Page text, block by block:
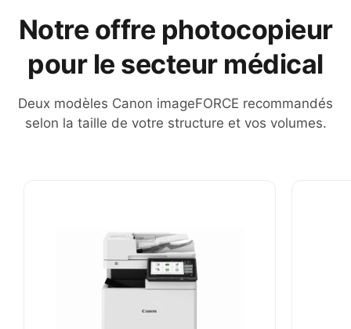
Notre offre photocopieur
pour le secteur médical
Deux modèles Canon imageFORCE recommandés
selon la taille de votre structure et vos volumes.